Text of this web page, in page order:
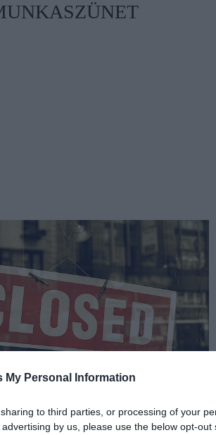
My Personal Information
to third parties, or processing of your
by us, please use the below opt-out